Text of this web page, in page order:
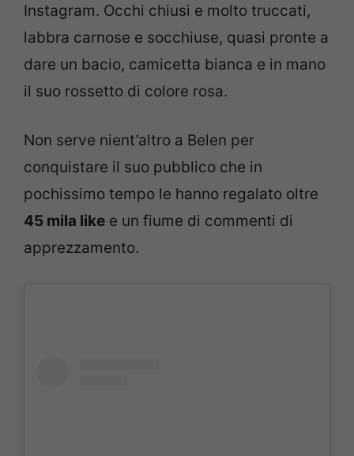
Instagram. Occhi chiusi e molto truccati,
labbra carnose e socchiuse, quasi pronte a
dare un bacio, camicetta bianca e in mano
il suo rossetto di colore rosa.
Non serve nient’altro a Belen per
conquistare il suo pubblico che in
pochissimo tempo le hanno regalato oltre
45 mila like e un fiume di commenti di
apprezzamento.